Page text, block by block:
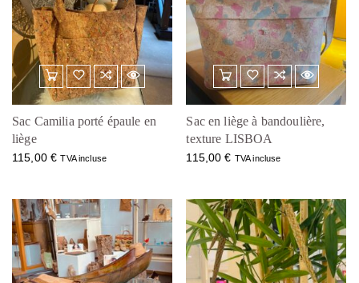
Sac Camilia porté épaule en
liège
115,00€ TVA incluse
Sac en liège à bandoulière,
texture LISBOA
115,00€ TVA incluse